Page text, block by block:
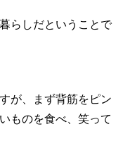
らしだということで
が、まず背筋をピン
ものを食べ、笑って